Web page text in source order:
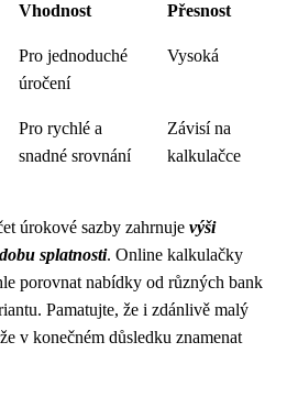
Vhodnost Přesnost
Pro jednoduché
úročení
Vysoká
Pro rychlé a
snadné srovnání
Závisí na
kalkulačce
úrokové sazby zahrnuje výši
splatnosti. Online kalkulačky
porovnat nabídky od různých bank
Pamatujte, že i zdánlivě malý
v konečném důsledku znamenat